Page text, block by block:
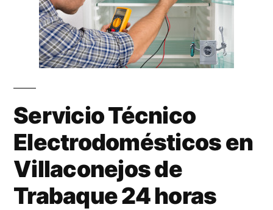
Servicio Técnico
Electrodomésticos en
Villaconejos de
Trabaque 24 horas